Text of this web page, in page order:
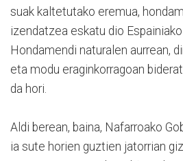
suak kaltetutako eremua,
izendatzea eskatu dio Espainiako
Hondamendi naturalen aurrean,
eta modu eraginkorragoan
da hori.
Aldi berean, baina, Nafarroako
ia sute horien guztien jatorrian